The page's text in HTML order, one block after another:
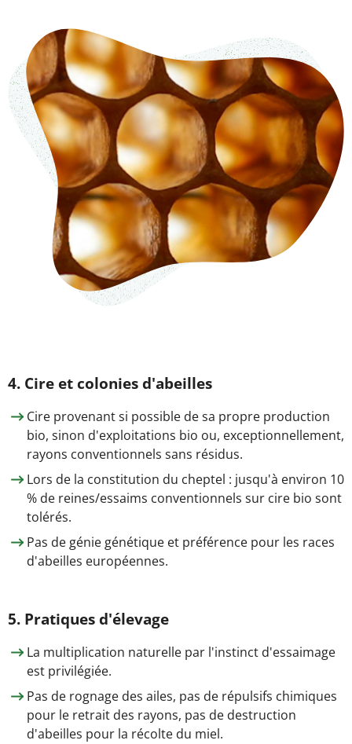
4. Cire et colonies d'abeilles
Cire provenant si possible de sa propre production
bio, sinon d'exploitations bio ou, exceptionnellement,
rayons conventionnels sans résidus.
Lors de la constitution du cheptel : jusqu'à environ 10
% de reines/essaims conventionnels sur cire bio sont
tolérés.
Pas de génie génétique et préférence pour les races
d'abeilles européennes.
5. Pratiques d'élevage
La multiplication naturelle par l'instinct d'essaimage
est privilégiée.
Pas de rognage des ailes, pas de répulsifs chimiques
pour le retrait des rayons, pas de destruction
d'abeilles pour la récolte du miel.